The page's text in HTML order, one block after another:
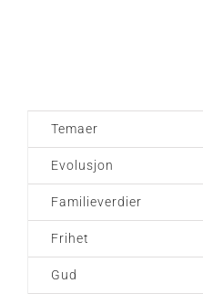
Temaer
Evolusjon
Familieverdier
Frihet
Gud